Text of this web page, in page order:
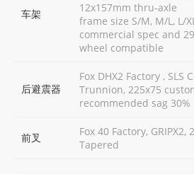
车架
12x157mm thru-axle
frame size S/M, M/L, L/
commercial spec and
wheel compatible
后避震器
Fox DHX2 Factory , SLS
Trunnion, 225x75
recommended sag 30%
前叉
Fox 40 Factory,
Tapered